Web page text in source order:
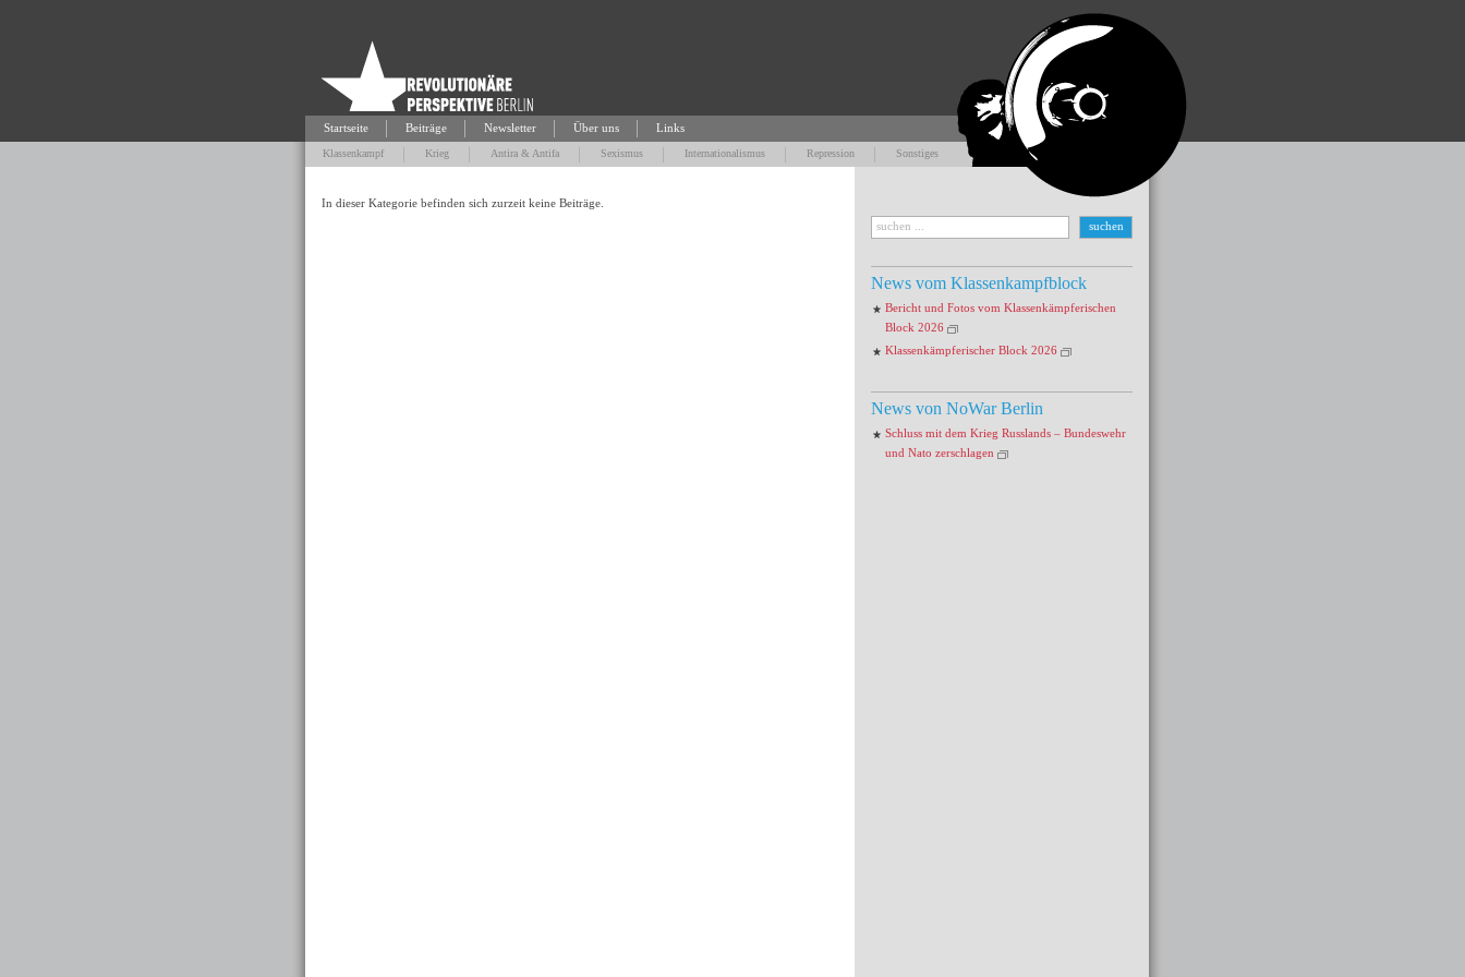
Startseite Beiträge Newsletter Über uns Links
Klassenkampf Krieg Antira & Antifa Sexismus Internationalismus Repression Sonstiges
In dieser Kategorie befinden sich zurzeit keine Beiträge.
News vom Klassenkampfblock
Bericht und Fotos vom Klassenkämpferischen
Block 2026
Klassenkämpferischer Block 2026
News von NoWar Berlin
Schluss mit dem Krieg Russlands – Bundeswehr
und Nato zerschlagen